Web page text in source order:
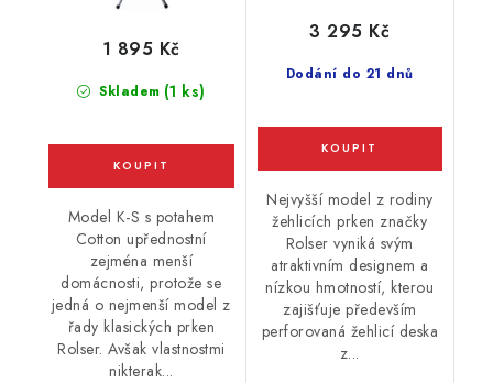
Skladem (1 ks)
1 895 Kč
Model K-S s potahem
Cotton upřednostní
zejména menší
domácnosti, protože se
jedná o nejmenší model z
řady klasických prken
Rolser. Avšak vlastnostmi
nikterak...
Dodání do 21 dnů
3 295 Kč
Nejvyšší model z rodiny
žehlicích prken značky
Rolser vyniká svým
atraktivním designem a
nízkou hmotností, kterou
zajišťuje především
perforovaná žehlicí deska
z...